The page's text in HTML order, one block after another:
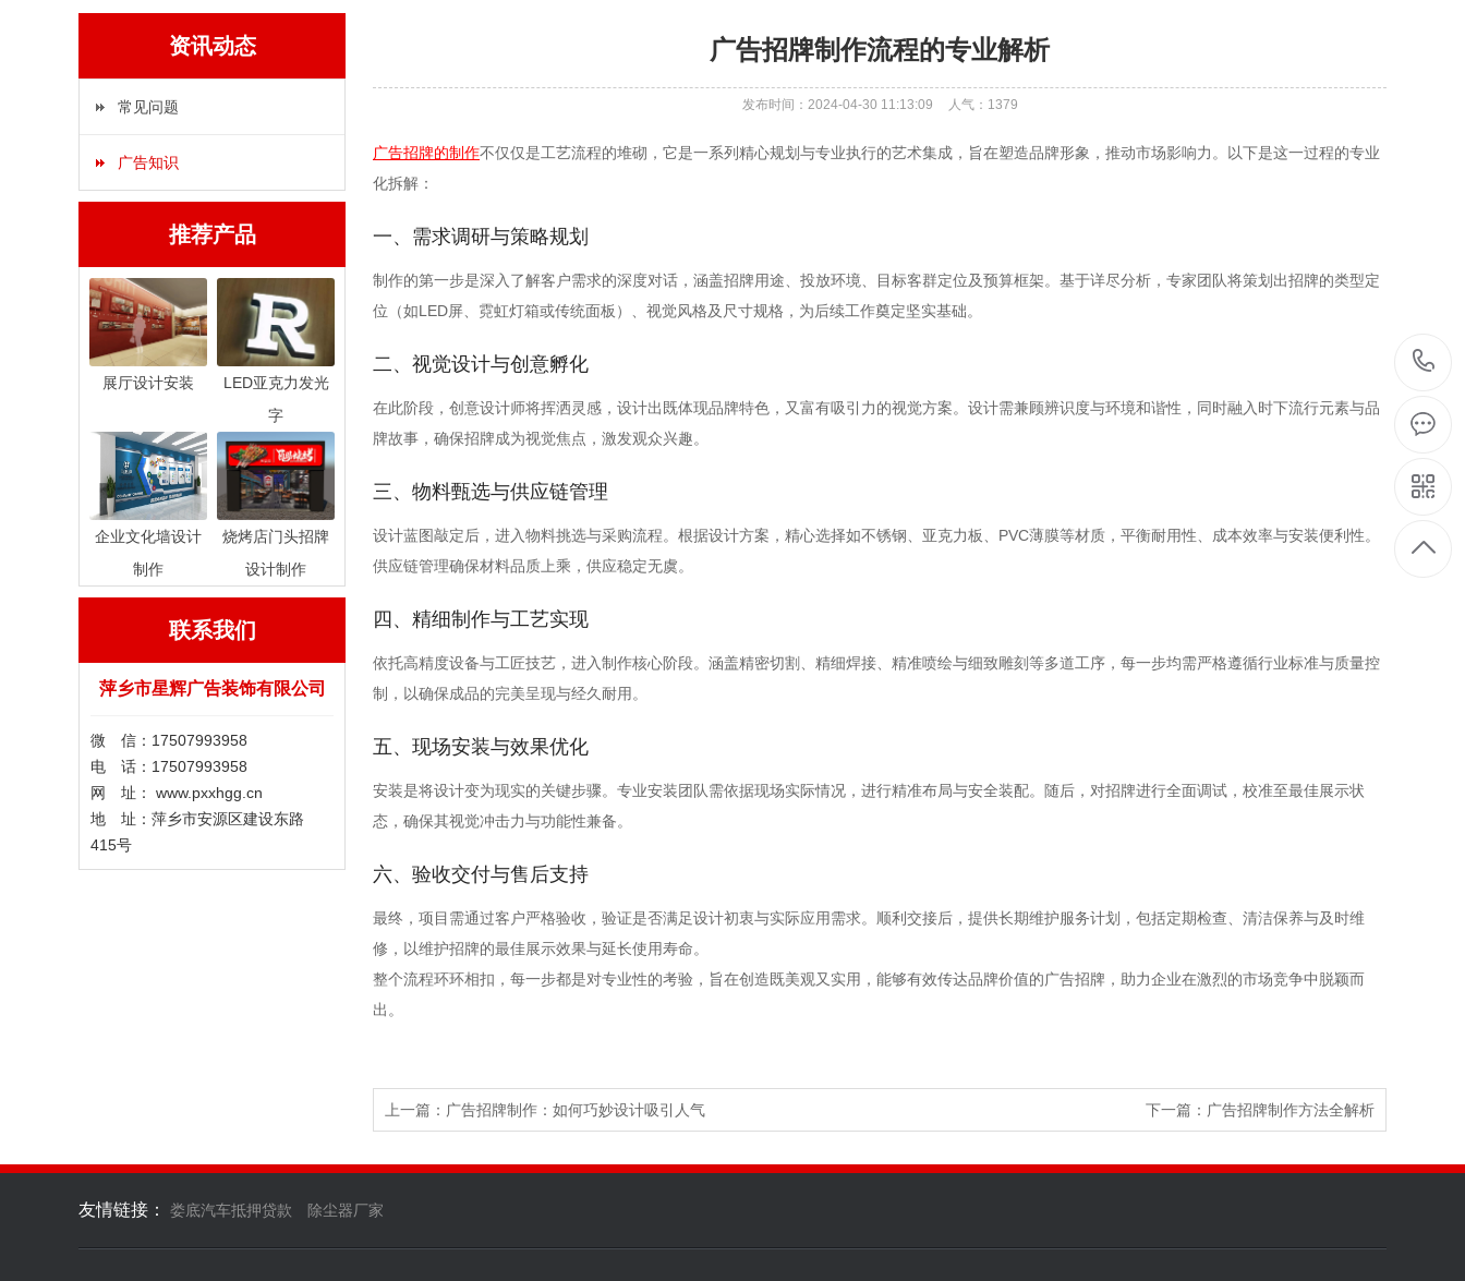
资讯动态
常见问题
广告知识
推荐产品
展厅设计安装
LED亚克力发光
字
企业文化墙设计
制作
烧烤店门头招牌
设计制作
联系我们
萍乡市星辉广告装饰有限公司
微 信：17507993958
电 话：17507993958
网 址： www.pxxhgg.cn
地 址：萍乡市安源区建设东路
415号
广告招牌制作流程的专业解析
发布时间：2024-04-30 11:13:09 人气： 1379
广告招牌的制作不仅仅是工艺流程的堆砌，它是一系列精心规划与专业执行的艺术集成，旨在塑造品牌形象，推动市场影响力。以下是这一过程的专业
化拆解：
一、需求调研与策略规划
制作的第一步是深入了解客户需求的深度对话，涵盖招牌用途、投放环境、目标客群定位及预算框架。基于详尽分析，专家团队将策划出招牌的类型定
位（如LED屏、霓虹灯箱或传统面板）、视觉风格及尺寸规格，为后续工作奠定坚实基础。
二、视觉设计与创意孵化
在此阶段，创意设计师将挥洒灵感，设计出既体现品牌特色，又富有吸引力的视觉方案。设计需兼顾辨识度与环境和谐性，同时融入时下流行元素与品
牌故事，确保招牌成为视觉焦点，激发观众兴趣。
三、物料甄选与供应链管理
设计蓝图敲定后，进入物料挑选与采购流程。根据设计方案，精心选择如不锈钢、亚克力板、PVC薄膜等材质，平衡耐用性、成本效率与安装便利性。
供应链管理确保材料品质上乘，供应稳定无虞。
四、精细制作与工艺实现
依托高精度设备与工匠技艺，进入制作核心阶段。涵盖精密切割、精细焊接、精准喷绘与细致雕刻等多道工序，每一步均需严格遵循行业标准与质量控
制，以确保成品的完美呈现与经久耐用。
五、现场安装与效果优化
安装是将设计变为现实的关键步骤。专业安装团队需依据现场实际情况，进行精准布局与安全装配。随后，对招牌进行全面调试，校准至最佳展示状
态，确保其视觉冲击力与功能性兼备。
六、验收交付与售后支持
最终，项目需通过客户严格验收，验证是否满足设计初衷与实际应用需求。顺利交接后，提供长期维护服务计划，包括定期检查、清洁保养与及时维
修，以维护招牌的最佳展示效果与延长使用寿命。
整个流程环环相扣，每一步都是对专业性的考验，旨在创造既美观又实用，能够有效传达品牌价值的广告招牌，助力企业在激烈的市场竞争中脱颖而
出。
上一篇： 广告招牌制作：如何巧妙设计吸引人气 下一篇： 广告招牌制作方法全解析
友情链接： 娄底汽车抵押贷款 除尘器厂家